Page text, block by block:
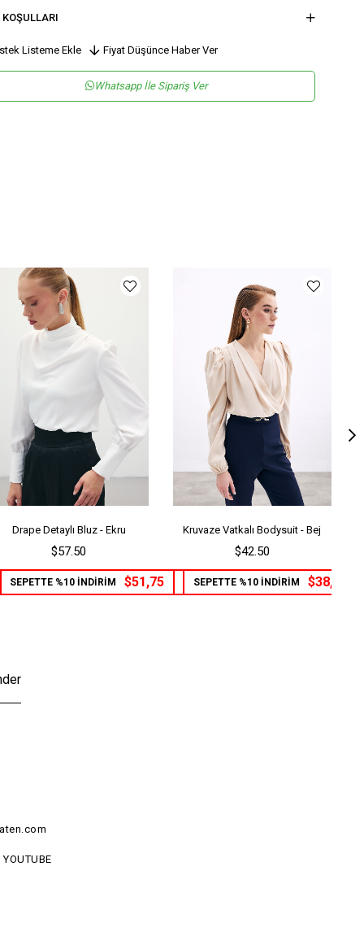
Tipi
Düz
Tipi Düz Dokuma
Grubu
KOŞULLARI
Listeme Ekle Fiyat Düşünce Haber Ver
Whatsapp İle Sipariş Ver
Drape Detaylı Bluz - Ekru
$57.50
SEPETTE %10 İNDİRİM $51,75
Kruvaze Vatkalı Bodysuit - Bej
$42.50
SEPETTE %10 İNDİRİM $38,25
YOUTUBE